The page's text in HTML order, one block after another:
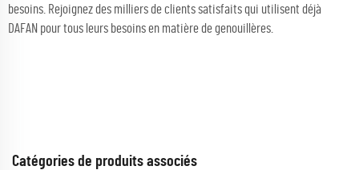
besoins. Rejoignez des milliers de clients satisfaits qui utilisent déjà
DAFAN pour tous leurs besoins en matière de genouillères.
Catégories de produits associés